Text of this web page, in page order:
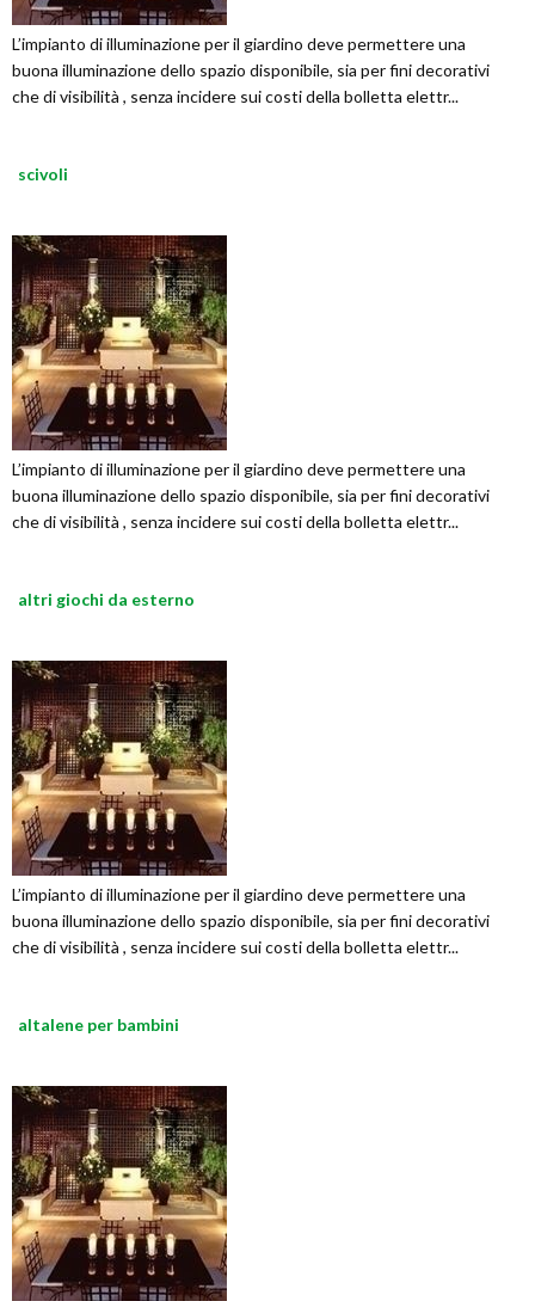
L’impianto di illuminazione per il giardino deve permettere una
buona illuminazione dello spazio disponibile, sia per fini decorativi
che di visibilità , senza incidere sui costi della bolletta elettr...
scivoli
L’impianto di illuminazione per il giardino deve permettere una
buona illuminazione dello spazio disponibile, sia per fini decorativi
che di visibilità , senza incidere sui costi della bolletta elettr...
altri giochi da esterno
L’impianto di illuminazione per il giardino deve permettere una
buona illuminazione dello spazio disponibile, sia per fini decorativi
che di visibilità , senza incidere sui costi della bolletta elettr...
altalene per bambini